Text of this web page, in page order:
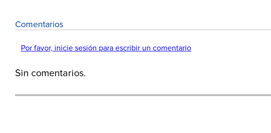
Comentarios
Por favor, inicie sesión para escribir un comentario
Sin comentarios.